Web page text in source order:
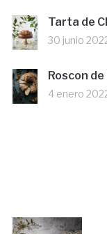
Tarta de
30 junio
Roscon de
4 enero